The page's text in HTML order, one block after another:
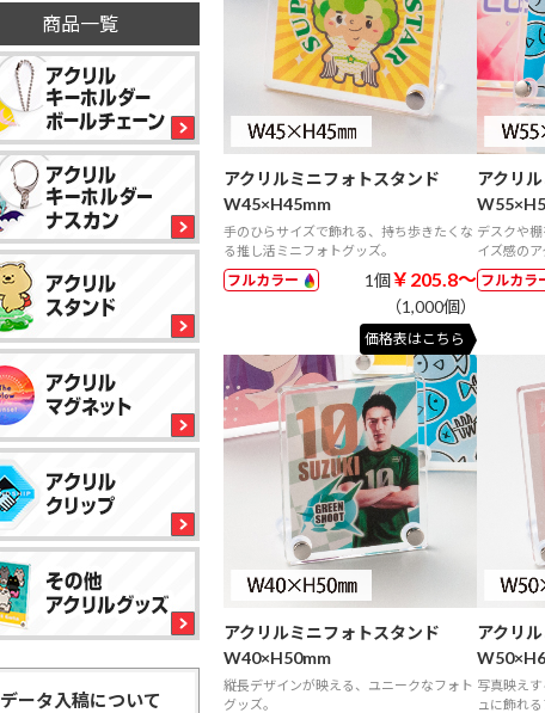
商品一覧
データ入稿について
アクリルミニフォトスタンド
W45×H45mm
手のひらサイズで飾れる、持ち歩きたくな
る推し活ミニフォトグッズ。
フルカラー 1個￥205.8～
（1,000個）
価格表はこちら
アクリ
デスクや
イズ感のア
フルカラ
アクリルミニフォトスタンド
W40×H50mm
縦長デザインが映える、ユニークなフォト
グッズ。
アクリ
写真映え
ュに飾れる